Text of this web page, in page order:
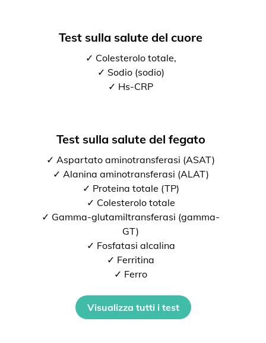
Test sulla salute del cuore
✓ Colesterolo totale,
✓ Sodio (sodio)
✓ Hs-CRP
Test sulla salute del fegato
✓ Aspartato aminotransferasi (ASAT)
✓ Alanina aminotransferasi (ALAT)
✓ Proteina totale (TP)
✓ Colesterolo totale
✓ Gamma-glutamiltransferasi (gamma-
GT)
✓ Fosfatasi alcalina
✓ Ferritina
✓ Ferro
Visualizza tutti i test